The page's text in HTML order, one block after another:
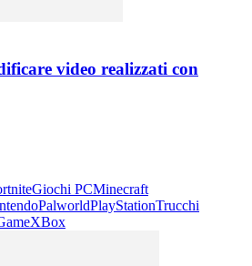
video realizzati con
Giochi PCMinecraft
PalworldPlayStationTrucchi
XBox